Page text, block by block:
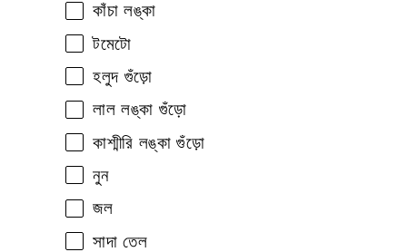
কাঁচা লঙ্কা
টমেটো
হলুদ গুঁড়ো
লাল লঙ্কা গুঁড়ো
কাশ্মীরি লঙ্কা গুঁড়ো
নুন
জল
সাদা তেল